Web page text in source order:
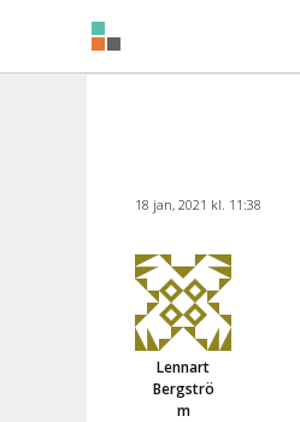
18 jan, 2021 kl. 11:38
Lennart
Bergströ
m